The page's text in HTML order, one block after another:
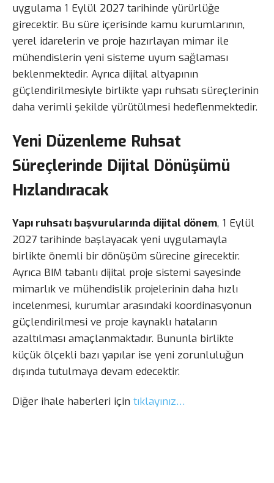
uygulama 1 Eylül 2027 tarihinde yürürlüğe
girecektir. Bu süre içerisinde kamu kurumlarının,
yerel idarelerin ve proje hazırlayan mimar ile
mühendislerin yeni sisteme uyum sağlaması
beklenmektedir. Ayrıca dijital altyapının
güçlendirilmesiyle birlikte yapı ruhsatı süreçlerinin
daha verimli şekilde yürütülmesi hedeflenmektedir.
Yeni Düzenleme Ruhsat
Süreçlerinde Dijital Dönüşümü
Hızlandıracak
Yapı ruhsatı başvurularında dijital dönem, 1 Eylül
2027 tarihinde başlayacak yeni uygulamayla
birlikte önemli bir dönüşüm sürecine girecektir.
Ayrıca BIM tabanlı dijital proje sistemi sayesinde
mimarlık ve mühendislik projelerinin daha hızlı
incelenmesi, kurumlar arasındaki koordinasyonun
güçlendirilmesi ve proje kaynaklı hataların
azaltılması amaçlanmaktadır. Bununla birlikte
küçük ölçekli bazı yapılar ise yeni zorunluluğun
dışında tutulmaya devam edecektir.
Diğer ihale haberleri için tıklayınız…